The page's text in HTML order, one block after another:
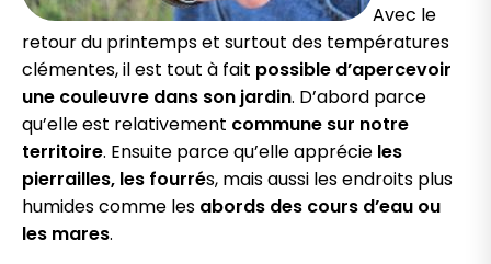
Avec le
retour du printemps et surtout des températures
clémentes, il est tout à fait possible d’apercevoir
une couleuvre dans son jardin. D’abord parce
qu’elle est relativement commune sur notre
territoire. Ensuite parce qu’elle apprécie les
pierrailles, les fourrés, mais aussi les endroits plus
humides comme les abords des cours d’eau ou
les mares.